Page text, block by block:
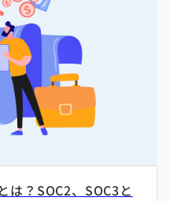
は？SOC2、SOC3と